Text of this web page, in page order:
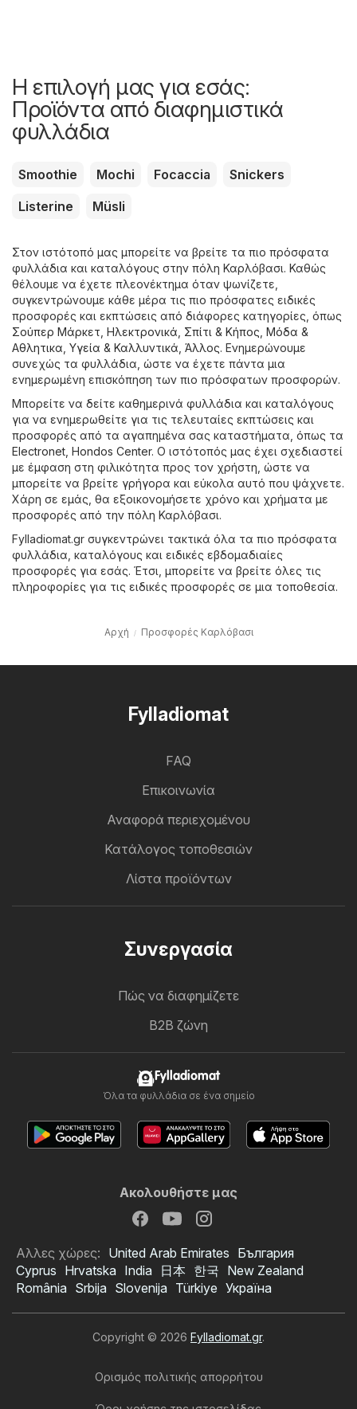
Η επιλογή μας για εσάς:
Προϊόντα από διαφημιστικά
φυλλάδια
Smoothie Mochi Focaccia
Snickers
Listerine
Müsli
Στον ιστότοπό μας μπορείτε να βρείτε τα πιο πρόσφατα
φυλλάδια και καταλόγους στην πόλη Καρλόβασι. Καθώς
θέλουμε να έχετε πλεονέκτημα όταν ψωνίζετε,
συγκεντρώνουμε κάθε μέρα τις πιο πρόσφατες ειδικές
προσφορές και εκπτώσεις από διάφορες κατηγορίες, όπως
Σούπερ Μάρκετ Hλεκτρονικά Σπίτι & Κήπος Μόδα &
Aθλητικα Υγεία & Καλλυντικά Άλλος. Ενημερώνουμε
συνεχώς τα φυλλάδια, ώστε να έχετε πάντα μια
ενημερωμένη επισκόπηση των πιο πρόσφατων προσφορών.
Μπορείτε να δείτε καθημερινά φυλλάδια και καταλόγους
για να ενημερωθείτε για τις τελευταίες εκπτώσεις και
προσφορές από τα αγαπημένα σας καταστήματα, όπως τα
Electronet Hondos Center. Ο ιστότοπός μας έχει σχεδιαστεί
με έμφαση στη φιλικότητα προς τον χρήστη, ώστε να
μπορείτε να βρείτε γρήγορα και εύκολα αυτό που ψάχνετε.
Χάρη σε εμάς, θα εξοικονομήσετε χρόνο και χρήματα με
προσφορές από την πόλη Καρλόβασι.
Fylladiomat.gr συγκεντρώνει τακτικά όλα τα πιο πρόσφατα
φυλλάδια, καταλόγους και ειδικές εβδομαδιαίες
προσφορές για εσάς. Έτσι, μπορείτε να βρείτε όλες τις
πληροφορίες για τις ειδικές προσφορές σε μια τοποθεσία.
Αρχή Προσφορές Καρλόβασι
Fylladiomat
FAQ
Επικοινωνία
Αναφορά περιεχομένου
Κατάλογος τοποθεσιών
Λίστα προϊόντων
Συνεργασία
Πώς να διαφημίζετε
B2B ζώνη
Fylladiomat
Όλα τα φυλλάδια σε ένα σημείο
Ακολουθήστε μας
Αλλες χώρες: United Arab Emirates България
Cyprus Hrvatska India 日本 한국 New Zealand
România Srbija Slovenija Türkiye Україна
Copyright © 2026 Fylladiomat.gr.
Ορισμός πολιτικής απορρήτου